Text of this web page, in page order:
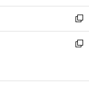
開
く
ウ
で
開
く
ン
ド
ウ
で
ウ
ィ
ン
ド
開
新
し
い
ン
新
ウ